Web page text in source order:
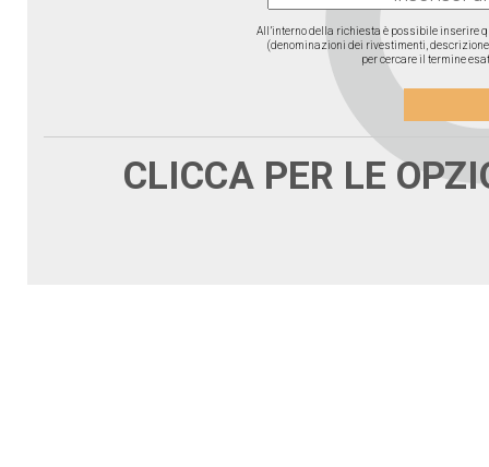
All’interno della richiesta è possibile inserire
(denominazioni dei rivestimenti, descrizione
per cercare il termine
CLICCA PER LE